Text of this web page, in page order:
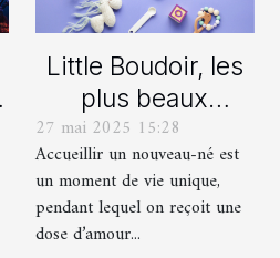
Little Boudoir, les
plus beaux
cadeaux de
naissance
personnalisés !
27 mai 2025 15:28
Accueillir un nouveau-né est
un moment de vie unique,
pendant lequel on reçoit une
dose d’amour...